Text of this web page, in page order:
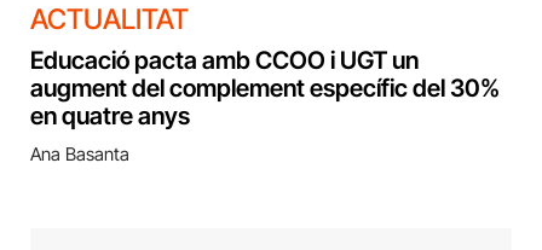
ACTUALITAT
Educació pacta amb CCOO i UGT un
augment del complement específic del 30%
en quatre anys
Ana Basanta